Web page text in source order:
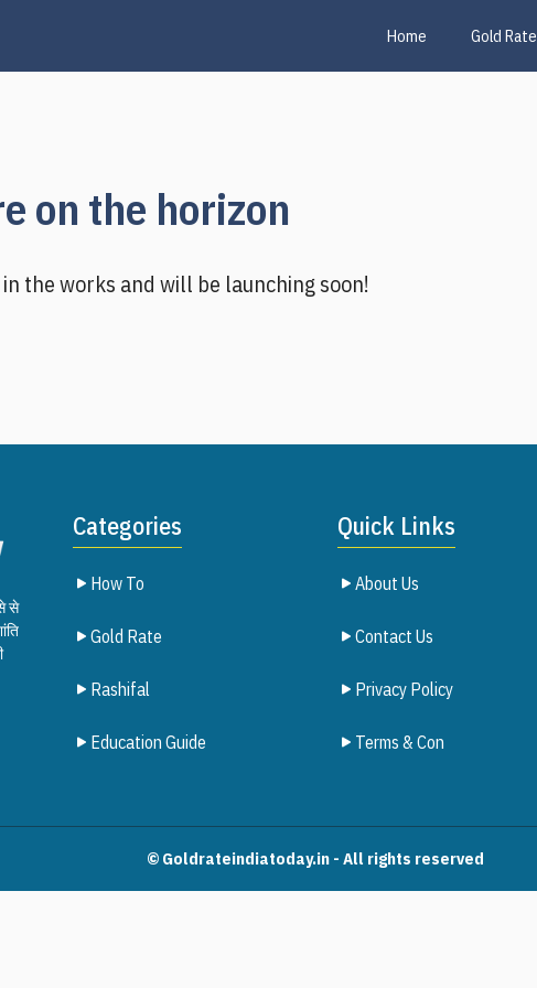
Home Gold Rate
on the horizon
the works and will be launching soon!
से
Categories
How To
Gold Rate
Rashifal
Education Guide
Quick Links
About Us
Contact Us
Privacy Policy
Terms & Con
© Goldrateindiatoday.in - All rights reserved